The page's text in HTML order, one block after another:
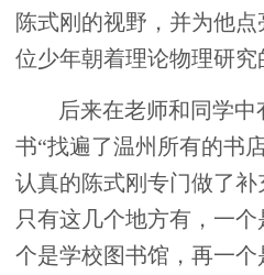
陈式刚的视野，并为他
位少年朝着理论物理研究
后来在老师和同学
书“找遍了温州所有的书
认真的陈式刚专门做了补
只有这几个地方有，一
个是学校图书馆，再一个